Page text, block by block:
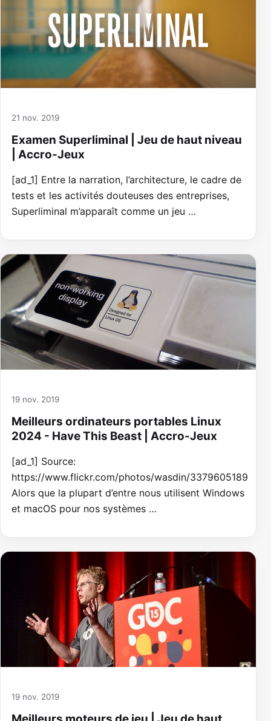
21 nov. 2019
Examen Superliminal | Jeu de haut niveau
| Accro-Jeux
[ad_1] Entre la narration, l’architecture, le cadre de
tests et les activités douteuses des entreprises,
Superliminal m’apparaît comme un jeu …
19 nov. 2019
Meilleurs ordinateurs portables Linux
2024 - Have This Beast | Accro-Jeux
[ad_1] Source:
https://www.flickr.com/photos/wasdin/3379605189
Alors que la plupart d’entre nous utilisent Windows
et macOS pour nos systèmes …
19 nov. 2019